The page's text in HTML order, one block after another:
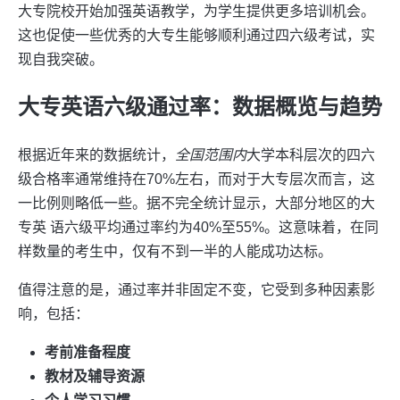
大专院校开始加强英语教学，为学生提供更多培训机会。
这也促使一些优秀的大专生能够顺利通过四六级考试，实
现自我突破。
大专英语六级通过率：数据概览与趋势
根据近年来的数据统计， 全国范围内大学本科层次的四六
级合格率通常维持在70%左右，而对于大专层次而言，这
一比例则略低一些。据不完全统计显示，大部分地区的大
专英 语六级平均通过率约为40%至55%。这意味着，在同
样数量的考生中，仅有不到一半的人能成功达标。
值得注意的是，通过率并非固定不变，它受到多种因素影
响，包括：
考前准备程度
教材及辅导资源